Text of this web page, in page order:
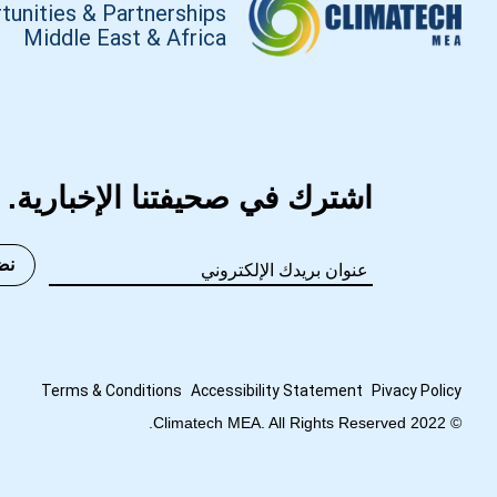
& Partnerships
Middle East & Africa
اشترك في صحيفتنا الإخبارية.
Pivacy Policy
Accessibility Statement
Terms &Conditions
© 2022 Climatech MEA. All Rights Reserved.